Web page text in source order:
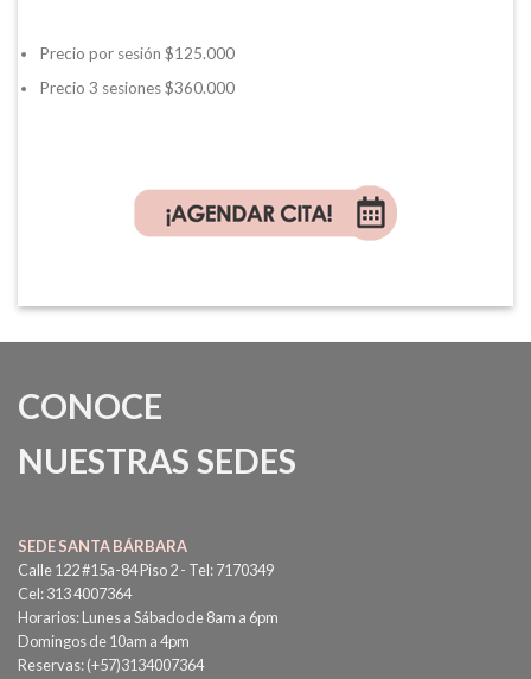
Precio por sesión $125.000
Precio 3 sesiones $360.000
CONOCE
NUESTRAS SEDES
SEDE SANTA BÁRBARA
Calle 122 #15a-84 Piso 2 - Tel: 7170349
Cel: 313 4007364
Horarios: Lunes a Sábado de 8am a 6pm
Domingos de 10am a 4pm
Reservas: (+57)3134007364